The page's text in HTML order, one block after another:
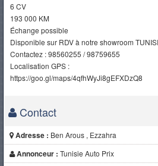
6 CV
193 000 KM
Échange possible
Disponible sur RDV à notre showroom
Contactez : 98560255 / 98759655
Localisation GPS :
https://goo.gl/maps/4qfhWyJi8gEFXDzQ8
Contact
Adresse : Ben Arous , Ezzahra
Annonceur : Tunisie Auto Prix